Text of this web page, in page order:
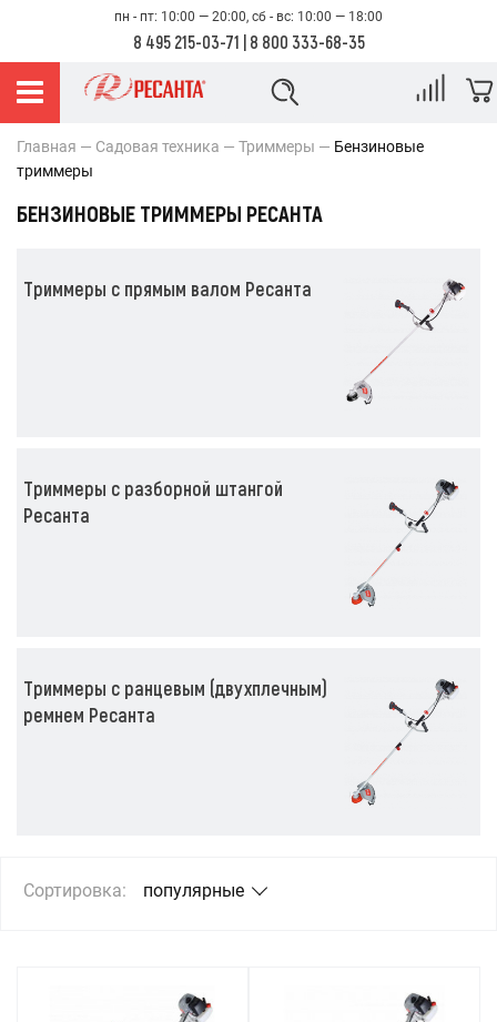
пн - пт: 10:00 — 20:00, сб - вс: 10:00 — 18:00
8 495 215-03-71 | 8 800 333-68-35
Главная Садовая техника Триммеры
Бензиновые
триммеры
БЕНЗИНОВЫЕ ТРИММЕРЫ РЕСАНТА
Триммеры с прямым валом Ресанта
Триммеры с разборной штангой
Ресанта
Триммеры с ранцевым (двухплечным)
ремнем Ресанта
Сортировка: популярные